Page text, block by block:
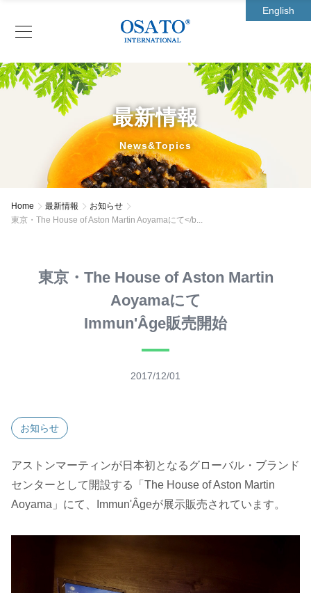
English
最新情報
News&Topics
Home 最新情報
お知らせ
東京・The House of Aston Martin Aoyamaにて</b...
東京・The House of Aston Martin
Aoyamaにて
Immun'Âge販売開始
2017/12/01
お知らせ
アストンマーティンが日本初となるグローバル・ブランド
センターとして開設する「The House of Aston Martin
Aoyama」にて、Immun'Âgeが展示販売されています。